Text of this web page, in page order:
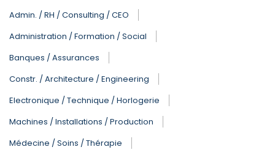
Admin. / RH / Consulting / CEO
Administration / Formation / Social
Banques / Assurances
Constr. / Architecture / Engineering
Electronique / Technique / Horlogerie
Machines / Installations / Production
Médecine / Soins / Thérapie